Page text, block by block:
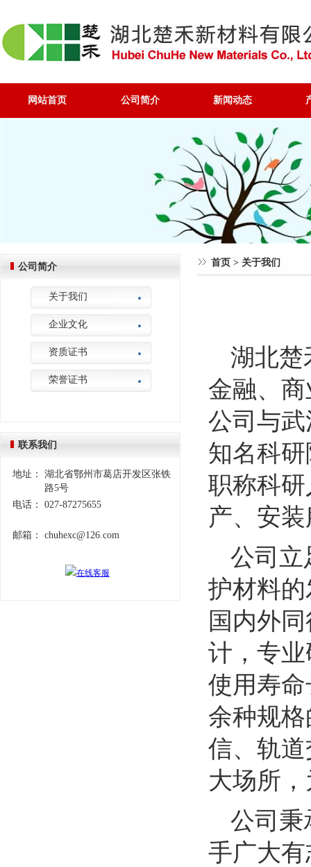
网站首页 公司简介 新闻动态
公司简介
关于我们
企业文化
资质证书
荣誉证书
联系我们
地址：
湖北省鄂州市葛店开发区张铁
路5号
电话：
027-87275655
邮箱： chuhexc@126.com
首页 > 关于我们
湖北楚
金融、
公司与
知名科
职称科
产、安
公司立
护材料
国内外
计，专
使用寿
余种规
信、轨
大场所
公司秉
手广大